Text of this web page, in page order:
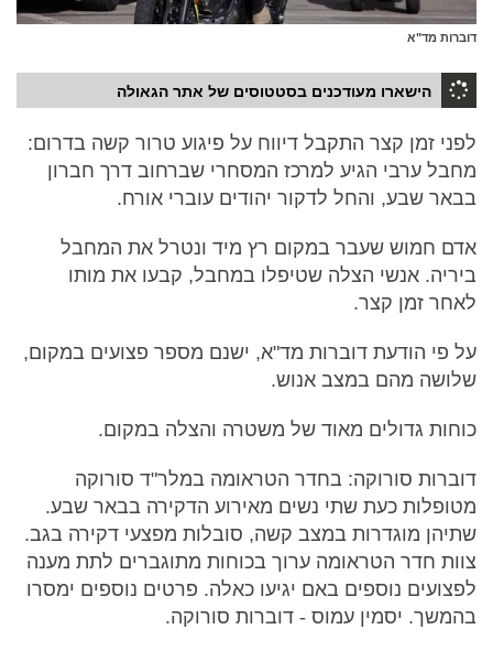
דוברות מד"א
הישארו מעודכנים בסטטוסים של אתר הגאולה
לפני זמן קצר התקבל דיווח על פיגוע טרור קשה בדרום:
מחבל ערבי הגיע למרכז המסחרי שברחוב דרך חברון
בבאר שבע, והחל לדקור יהודים עוברי אורח.
אדם חמוש שעבר במקום רץ מיד ונטרל את המחבל
ביריה. אנשי הצלה שטיפלו במחבל, קבעו את מותו
לאחר זמן קצר.
על פי הודעת דוברות מד"א, ישנם מספר פצועים במקום,
שלושה מהם במצב אנוש.
כוחות גדולים מאוד של משטרה והצלה במקום.
דוברות סורוקה: בחדר הטראומה במלר"ד סורוקה
מטופלות כעת שתי נשים מאירוע הדקירה בבאר שבע.
שתיהן מוגדרות במצב קשה, סובלות מפצעי דקירה בגב.
צוות חדר הטראומה ערוך בכוחות מתוגברים לתת מענה
לפצועים נוספים באם יגיעו כאלה. פרטים נוספים ימסרו
בהמשך. יסמין עמוס - דוברות סורוקה.